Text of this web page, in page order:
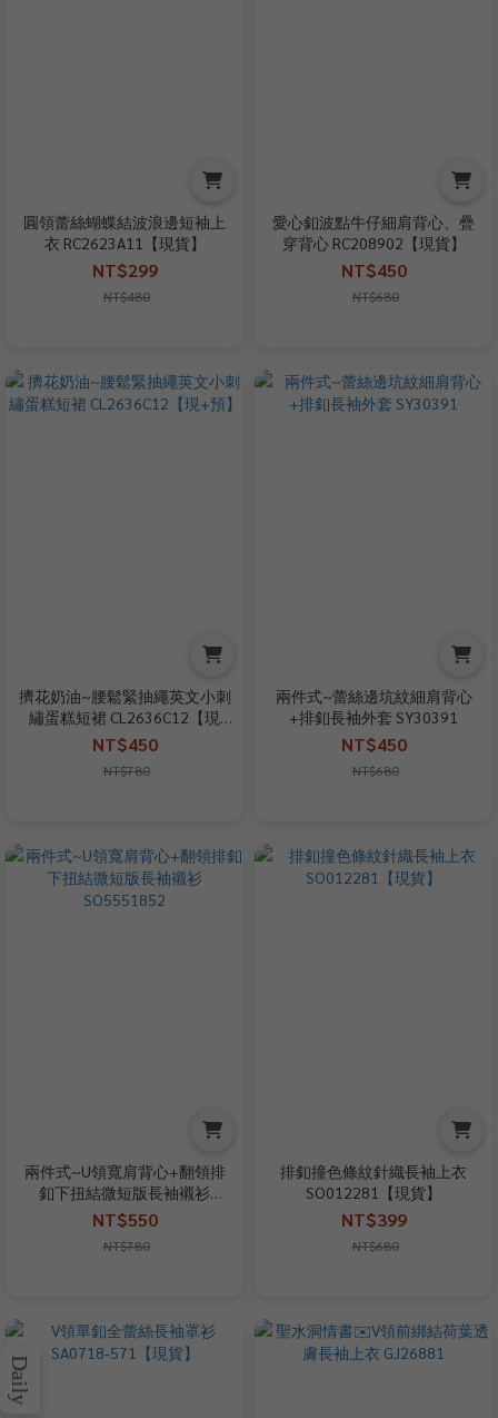
圓領蕾絲蝴蝶結波浪邊短袖上
衣 RC2623A11【現貨】
NT$299
NT$480
愛心釦波點牛仔細肩背心、疊
穿背心 RC208902【現貨】
NT$450
NT$680
擠花奶油~腰鬆緊抽繩英文小刺
繡蛋糕短裙 CL2636C12【現
+預】
NT$450
NT$780
兩件式~蕾絲邊坑紋細肩背心
+排釦長袖外套 SY30391
NT$450
NT$680
兩件式~U領寬肩背心+翻領排
釦下扭結微短版長袖襯衫
SO5551852
NT$550
NT$780
排釦撞色條紋針織長袖上衣
SO012281【現貨】
NT$399
NT$680
Daily